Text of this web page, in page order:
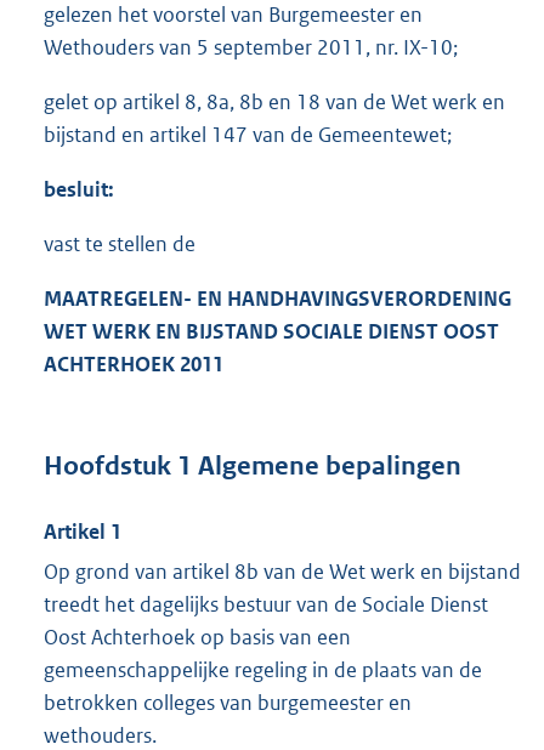
gelezen het voorstel van Burgemeester en
Wethouders van 5 september 2011, nr. IX-10;
gelet op artikel 8, 8a, 8b en 18 van de Wet werk en
bijstand en artikel 147 van de Gemeentewet;
besluit:
vast te stellen de
MAATREGELEN- EN HANDHAVINGSVERORDENING
WET WERK EN BIJSTAND SOCIALE DIENST OOST
ACHTERHOEK 2011
Hoofdstuk 1 Algemene bepalingen
Artikel 1
Op grond van artikel 8b van de Wet werk en bijstand
treedt het dagelijks bestuur van de Sociale Dienst
Oost Achterhoek op basis van een
gemeenschappelijke regeling in de plaats van de
betrokken colleges van burgemeester en
wethouders.